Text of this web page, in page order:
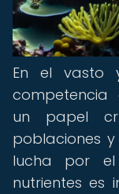
En el vasto
competencia
un papel
poblaciones
lucha por
nutrientes es